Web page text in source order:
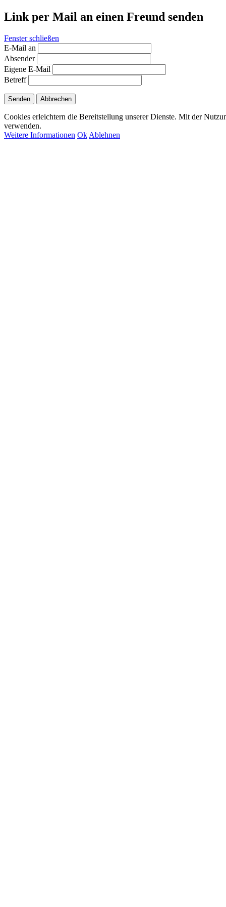
Link per Mail an einen Freund senden
Fenster schließen
E-Mail an
Absender
Eigene E-Mail
Betreff
Senden Abbrechen
Cookies erleichtern die Bereitstellung unserer Dienste. Mit der
verwenden.
Weitere Informationen Ok Ablehnen